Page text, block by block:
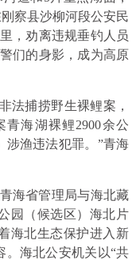
察县沙柳河段公安民
，劝离违规垂钓人员
们的身影，成为高原
法捕捞野生裸鲤案，
海湖裸鲤2900余公
涉渔违法犯罪。”青海
海省管理局与海北藏
园（候选区）海北片
海北生态保护进入新
。海北公安机关以“共